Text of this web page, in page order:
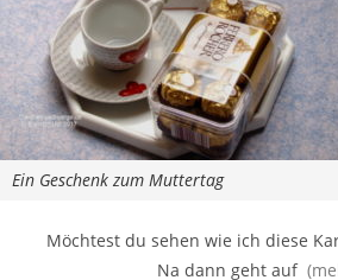
Ein Geschenk zum Muttertag
Möchtest du sehen wie ich diese
Na dann geht auf